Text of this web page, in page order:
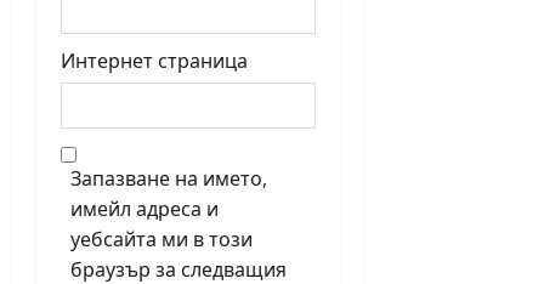
Интернет страница
Запазване на името,
имейл адреса и
уебсайта ми в този
браузър за следващия